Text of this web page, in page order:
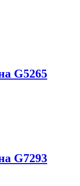
G5265
G7293